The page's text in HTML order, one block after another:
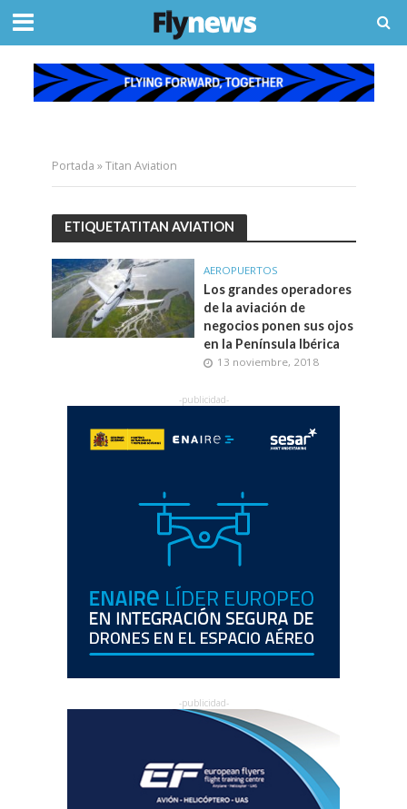
Portada »Titan Aviation
ETIQUETATITAN AVIATION
AEROPUERTOS
Los grandes operadores
de la aviación de
negocios ponen sus ojos
en la Península Ibérica
13 noviembre, 2018